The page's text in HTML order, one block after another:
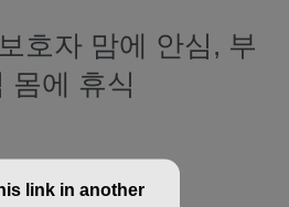
호자 맘에 안심, 부
몸에 휴식